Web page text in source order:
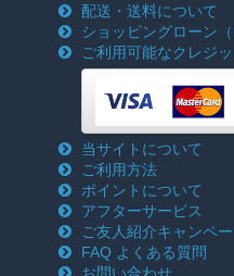
配送・送料について
ショッピングローン
ご利用可能なクレジ
当サイトについて
ご利用方法
ポイントについて
アフターサービス
ご友人紹介キャンペ
FAQ よくある質問